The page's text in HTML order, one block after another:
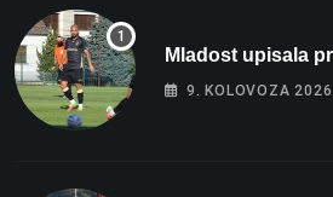
Mladost upisala
9. KOLOVOZA 2026.